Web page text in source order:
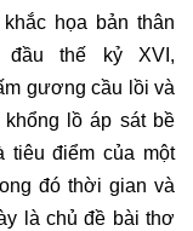
họa bản thân
đầu thế kỷ XVI,
gương cầu lồi và
lồ áp sát bề
tiêu điểm của một
đó thời gian và
là chủ đề bài thơ